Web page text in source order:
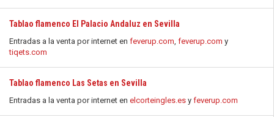
Tablao flamenco El Palacio Andaluz en Sevilla
Entradas a la venta por internet en feverup.com, feverup.com y
tiqets.com
Tablao flamenco Las Setas en Sevilla
Entradas a la venta por internet en elcorteingles.es y feverup.com